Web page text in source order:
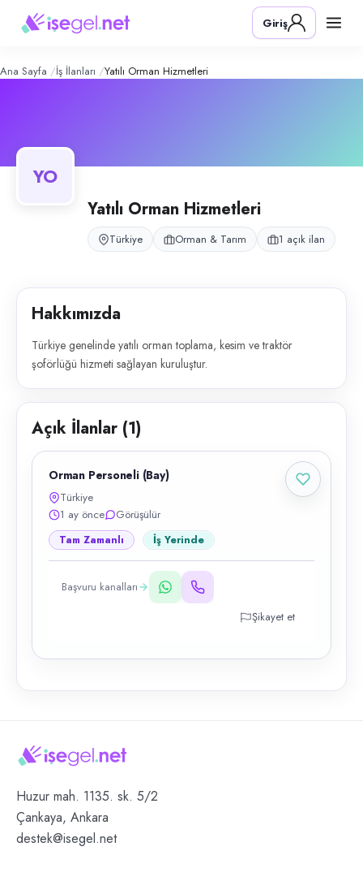
Orman Hizmetleri – Şirket
Konum:
Türkiye genelinde yatılı orman toplama, kesim ve traktör şoförlüğü
Giriş
Ana Sayfa İş İlanları Yatılı Orman Hizmetleri
YO
Yatılı Orman Hizmetleri
Türkiye Orman & Tarım 1 açık ilan
Hakkımızda
Türkiye genelinde yatılı orman toplama, kesim ve traktör
şoförlüğü hizmeti sağlayan kuruluştur.
Açık İlanlar (1)
Orman Personeli (Bay)
Türkiye
1 ay önce
Görüşülür
Tam Zamanlı İş Yerinde
Başvuru kanalları
Şikayet et
Huzur mah. 1135. sk. 5/2
Çankaya, Ankara
destek@isegel.net